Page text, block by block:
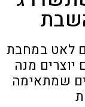
לאט במחבת
יוצרים מנה
שמתאימה